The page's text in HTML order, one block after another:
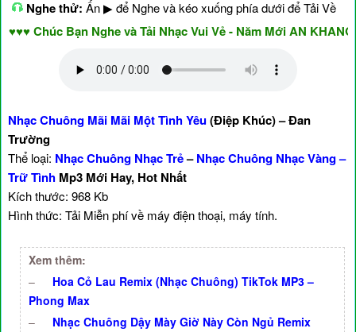
Nghe thử: Ấn ▶ để Nghe và kéo xuống phía dưới để Tải Về
Chúc Bạn Nghe và Tải Nhạc Vui Vẻ - Năm Mới AN KHANG &
Nhạc Chuông Mãi Mãi Một Tình Yêu(Điệp Khúc) – Đan
Trường
Thể loại: Nhạc Chuông Nhạc Trẻ–Nhạc Chuông Nhạc Vàng –
Trữ Tình Mp3 Mới Hay, Hot Nhất
Kích thước: 968 Kb
Hình thức: Tải Miễn phí về máy điện thoại, máy tính.
Xem thêm:
–
Hoa Cỏ Lau Remix (Nhạc Chuông) TikTok MP3 –
Phong Max
–
Nhạc Chuông Dậy Mày Giờ Này Còn Ngủ Remix